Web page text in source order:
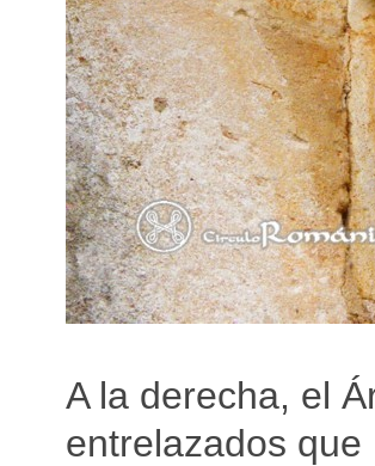
A la derecha, el
entrelazados